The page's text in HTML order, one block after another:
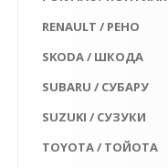
RENAULT / РЕНО
SKODA / ШКОДА
SUBARU / СУБАРУ
SUZUKI / СУЗУКИ
TOYOTA / ТОЙОТА